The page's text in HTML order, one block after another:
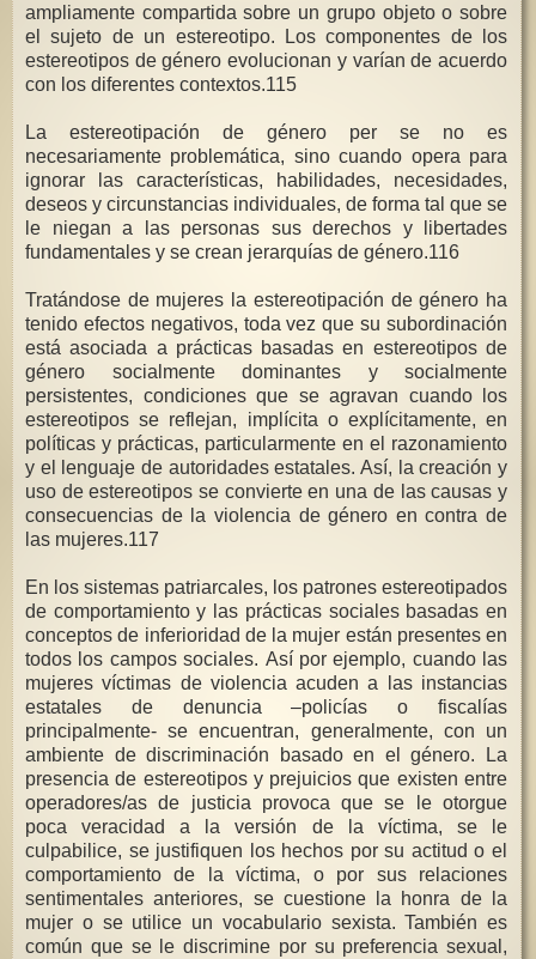
ampliamente compartida sobre un grupo objeto o sobre
el sujeto de un estereotipo. Los componentes de los
estereotipos de género evolucionan y varían de acuerdo
con los diferentes contextos.115
La estereotipación de género per se no es
necesariamente problemática, sino cuando opera para
ignorar las características, habilidades, necesidades,
deseos y circunstancias individuales, de forma tal que se
le niegan a las personas sus derechos y libertades
fundamentales y se crean jerarquías de género.116
Tratándose de mujeres la estereotipación de género ha
tenido efectos negativos, toda vez que su subordinación
está asociada a prácticas basadas en estereotipos de
género socialmente dominantes y socialmente
persistentes, condiciones que se agravan cuando los
estereotipos se reflejan, implícita o explícitamente, en
políticas y prácticas, particularmente en el razonamiento
y el lenguaje de autoridades estatales. Así, la creación y
uso de estereotipos se convierte en una de las causas y
consecuencias de la violencia de género en contra de
las mujeres.117
En los sistemas patriarcales, los patrones estereotipados
de comportamiento y las prácticas sociales basadas en
conceptos de inferioridad de la mujer están presentes en
todos los campos sociales. Así por ejemplo, cuando las
mujeres víctimas de violencia acuden a las instancias
estatales de denuncia –policías o fiscalías
principalmente- se encuentran, generalmente, con un
ambiente de discriminación basado en el género. La
presencia de estereotipos y prejuicios que existen entre
operadores/as de justicia provoca que se le otorgue
poca veracidad a la versión de la víctima, se le
culpabilice, se justifiquen los hechos por su actitud o el
comportamiento de la víctima, o por sus relaciones
sentimentales anteriores, se cuestione la honra de la
mujer o se utilice un vocabulario sexista. También es
común que se le discrimine por su preferencia sexual,